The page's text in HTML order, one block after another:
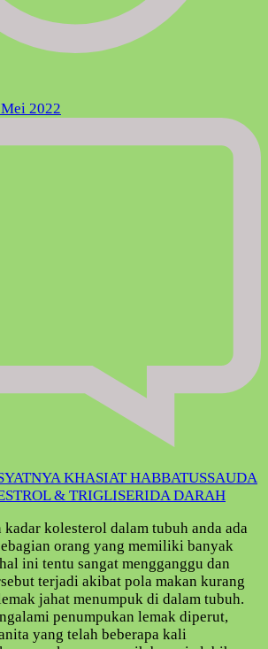
2022
KHASIAT HABBATUSSAUDA
& TRIGLISERIDA DARAH
kolesterol dalam tubuh anda ada
orang yang memiliki banyak
ini tentu sangat mengganggu dan
terjadi akibat pola makan kurang
jahat menumpuk di dalam tubuh.
penumpukan lemak diperut,
yang telah beberapa kali